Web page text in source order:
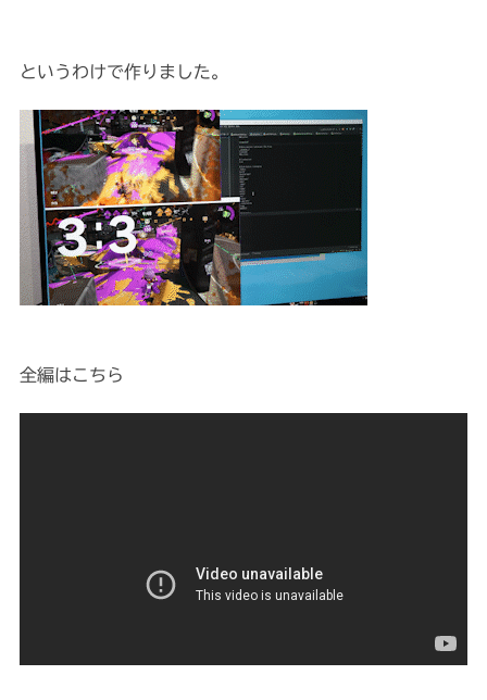
というわけで作りました。
全編はこちら